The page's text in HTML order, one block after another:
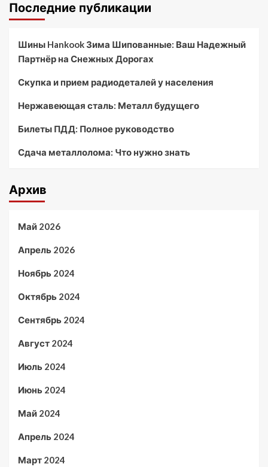
Последние публикации
Шины Hankook Зима Шипованные: Ваш Надежный
Партнёр на Снежных Дорогах
Скупка и прием радиодеталей у населения
Нержавеющая сталь: Металл будущего
Билеты ПДД: Полное руководство
Сдача металлолома: Что нужно знать
Архив
Май 2026
Апрель 2026
Ноябрь 2024
Октябрь 2024
Сентябрь 2024
Август 2024
Июль 2024
Июнь 2024
Май 2024
Апрель 2024
Март 2024